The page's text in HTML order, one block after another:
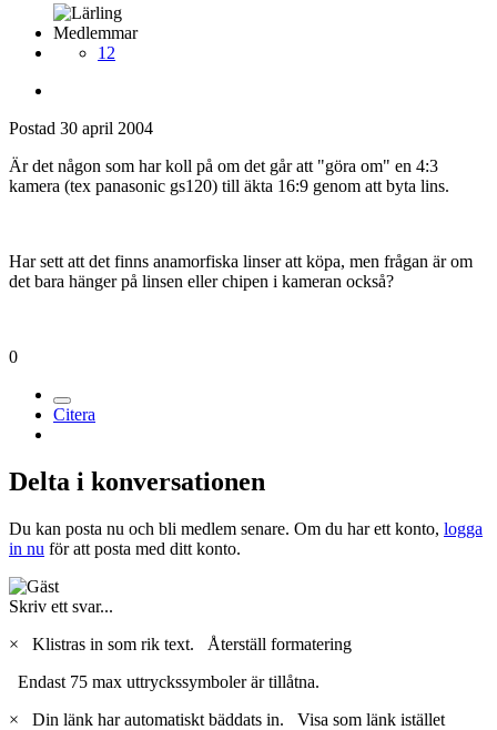
Medlemmar
12
Postad 30 april 2004
Är det någon som har koll på om det går att "göra om" en 4:3
kamera (tex panasonic gs120) till äkta 16:9 genom att byta lins.
Har sett att det finns anamorfiska linser att köpa, men frågan är om
det bara hänger på linsen eller chipen i kameran också?
0
Citera
Delta i konversationen
Du kan posta nu och bli medlem senare. Om du har ett konto, logga
in nu för att posta med ditt konto.
Skriv ett svar...
×
Klistras in som rik text. Återställ formatering
Endast 75 max uttryckssymboler är tillåtna.
×
Din länk har automatiskt bäddats in. Visa som länk istället